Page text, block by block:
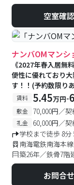
空室確認
ナンバOMマンシ
《2027年春入居無
便性に優れており
す！！(予約数限り
賃料 5.45万円-
敷金 70,000円／
礼金
60,000円／
学校まで徒歩 8分
南海電鉄南海本
築26年／鉄骨7階
お問合せ